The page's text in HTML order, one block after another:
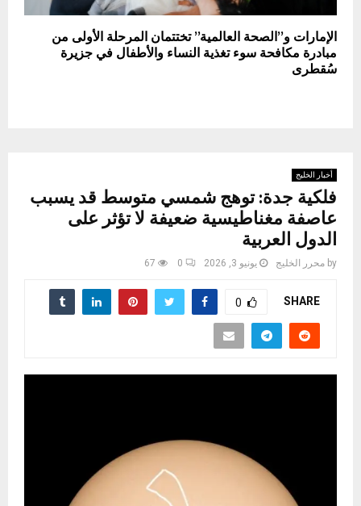
الإمارات و”الصحة العالمية” تختتمان المرحلة الأولى من
مبادرة مكافحة سوء تغذية النساء والأطفال في جزيرة
سُقطرى
أخبار الخليج
فلكية جدة: توهج شمسي متوسط قد يسبب
عاصفة مغناطيسية ضعيفة لا تؤثر على
الدول العربية
by محرر الخليج يونيو 3, 2026 0
67
SHARE
0